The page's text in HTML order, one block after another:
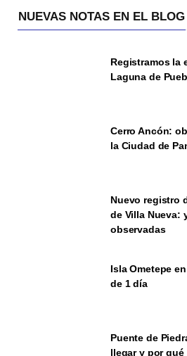
NUEVAS NOTAS EN EL BLOG
Registramos la
Laguna de
Cerro Ancón:
la Ciudad de
Nuevo registro
de Villa Nueva:
observadas
Isla Ometepe
de 1 día
Puente de
llegar y por